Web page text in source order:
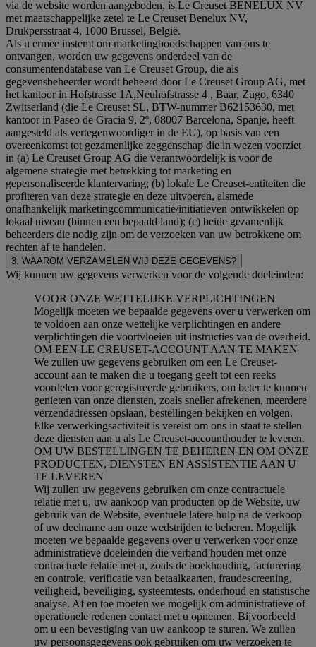
via de website worden aangeboden, is Le Creuset BENELUX NV
met maatschappelijke zetel te Le Creuset Benelux NV,
Drukpersstraat 4, 1000 Brussel, België.
Als u ermee instemt om marketingboodschappen van ons te
ontvangen, worden uw gegevens onderdeel van de
consumentendatabase van Le Creuset Group, die als
gegevensbeheerder wordt beheerd door Le Creuset Group AG, met
het kantoor in Hofstrasse 1A,Neuhofstrasse 4 , Baar, Zugo, 6340
Zwitserland (die Le Creuset SL, BTW-nummer B62153630, met
kantoor in Paseo de Gracia 9, 2º, 08007 Barcelona, Spanje, heeft
aangesteld als vertegenwoordiger in de EU), op basis van een
overeenkomst tot gezamenlijke zeggenschap die in wezen voorziet
in (a) Le Creuset Group AG die verantwoordelijk is voor de
algemene strategie met betrekking tot marketing en
gepersonaliseerde klantervaring; (b) lokale Le Creuset-entiteiten die
profiteren van deze strategie en deze uitvoeren, alsmede
onafhankelijk marketingcommunicatie/initiatieven ontwikkelen op
lokaal niveau (binnen een bepaald land); (c) beide gezamenlijk
beheerders die nodig zijn om de verzoeken van uw betrokkene om
rechten af te handelen.
3. WAAROM VERZAMELEN WIJ DEZE GEGEVENS?
Wij kunnen uw gegevens verwerken voor de volgende doeleinden:
VOOR ONZE WETTELIJKE VERPLICHTINGEN
Mogelijk moeten we bepaalde gegevens over u verwerken om
te voldoen aan onze wettelijke verplichtingen en andere
verplichtingen die voortvloeien uit instructies van de overheid.
OM EEN LE CREUSET-ACCOUNT AAN TE MAKEN
We zullen uw gegevens gebruiken om een Le Creuset-
account aan te maken die u toegang geeft tot een reeks
voordelen voor geregistreerde gebruikers, om beter te kunnen
genieten van onze diensten, zoals sneller afrekenen, meerdere
verzendadressen opslaan, bestellingen bekijken en volgen.
Elke verwerkingsactiviteit is vereist om ons in staat te stellen
deze diensten aan u als Le Creuset-accounthouder te leveren.
OM UW BESTELLINGEN TE BEHEREN EN OM ONZE
PRODUCTEN, DIENSTEN EN ASSISTENTIE AAN U
TE LEVEREN
Wij zullen uw gegevens gebruiken om onze contractuele
relatie met u, uw aankoop van producten op de Website, uw
gebruik van de Website, eventuele latere hulp na de verkoop
of uw deelname aan onze wedstrijden te beheren. Mogelijk
moeten we bepaalde gegevens over u verwerken voor onze
administratieve doeleinden die verband houden met onze
contractuele relatie met u, zoals de boekhouding, facturering
en controle, verificatie van betaalkaarten, fraudescreening,
veiligheid, beveiliging, systeemtests, onderhoud en statistische
analyse. Af en toe moeten we mogelijk om administratieve of
operationele redenen contact met u opnemen. Bijvoorbeeld
om u een bevestiging van uw aankoop te sturen. We zullen
uw persoonsgegevens ook gebruiken om uw verzoeken te